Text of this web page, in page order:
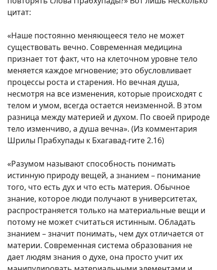
цитат:
«Наше постоянно меняющееся тело не может
существовать вечно. Современная медицина
признает тот факт, что на клеточном уровне тело
меняется каждое мгновение; это обусловливает
процессы роста и старения. Но вечная душа,
несмотря на все изменения, которые происходят с
телом и умом, всегда остается неизменной. В этом
разница между материей и духом. По своей природе
тело изменчиво, а душа вечна». (Из комментария
Шрилы Прабхупады к Бхагавад-гите 2.16)
«Разумом называют способность понимать
истинную природу вещей, а знанием – понимание
того, что есть дух и что есть материя. Обычное
знание, которое люди получают в университетах,
распространяется только на материальные вещи и
потому не может считаться истинным. Обладать
знанием – значит понимать, чем дух отличается от
материи. Современная система образования не
дает людям знания о духе, она просто учит их